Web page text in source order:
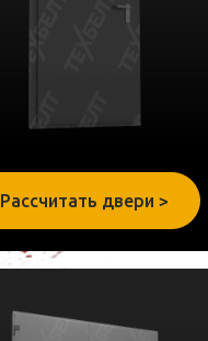
Рассчитать двери >